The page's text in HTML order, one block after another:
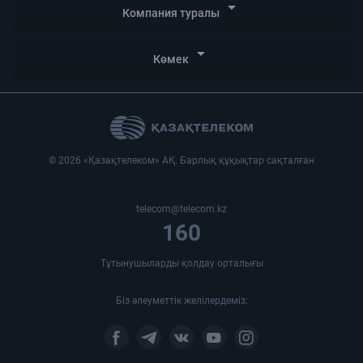
Компания туралы arrow_drop_down
Көмек arrow_drop_down
© 2026 «Қазақтелеком» АҚ. Барлық құқықтар сақталған
telecom@telecom.kz
160
Тұтынушыларды қолдау орталығы
Біз әлеуметтік желілердеміз: